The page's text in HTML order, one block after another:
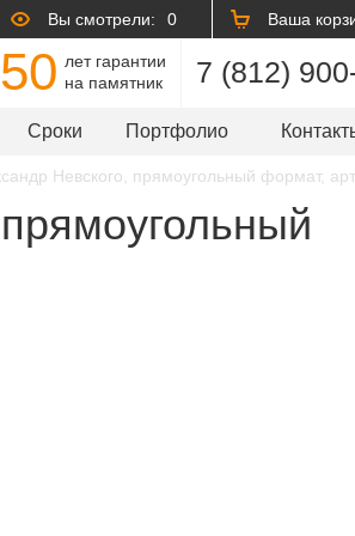
Вы смотрели: 0 Ваша
50 лет гарантии
на памятник
7 (812)
Сроки Портфолио
Невского, прямоугольный формат,